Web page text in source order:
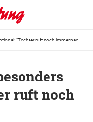
ruft noch